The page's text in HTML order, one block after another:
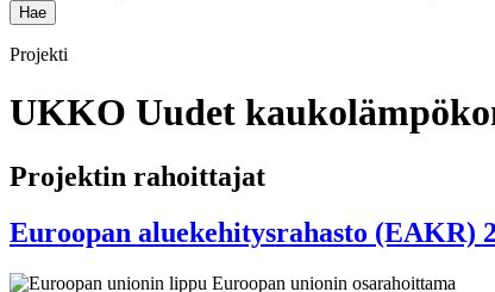
Projekti
UKKO Uudet
Projektin rahoittajat
Euroopan aluekehitysrahasto (EAKR)